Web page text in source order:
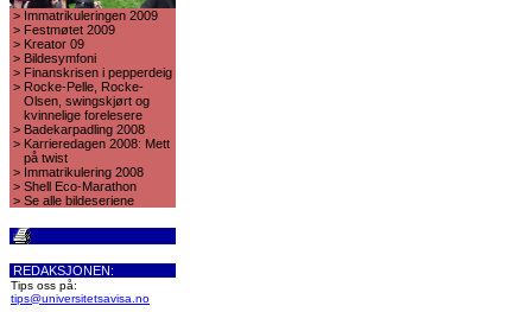
> Immatrikuleringen 2009
> Festmøtet 2009
> Kreator 09
> Bildesymfoni
> Finanskrisen i pepperdeig
> Rocke-Pelle, Rocke-
Olsen, swingskjørt og
kvinnelige forelesere
> Badekarpadling 2008
> Karrieredagen 2008: Mett
på twist
> Immatrikulering 2008
> Shell Eco-Marathon
> Se alle bildeseriene
REDAKSJONEN:
Tips oss på:
tips@universitetsavisa.no